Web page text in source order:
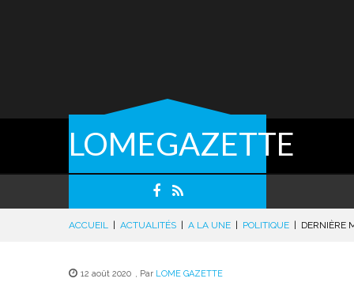
LOMEGAZETTE
ACCUEIL ACTUALITÉS A LA UNE POLITIQUE DERNIÈRE
12 août 2020 , Par LOME GAZETTE